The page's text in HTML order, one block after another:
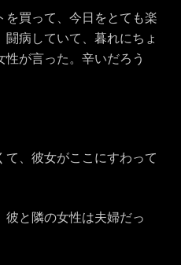
を買って、今日をとても楽
闘病していて、暮れにちょ
性が言った。辛いだろう
て、彼女がここにすわって
彼と隣の女性は夫婦だっ